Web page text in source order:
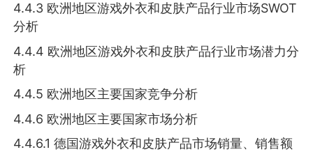
4.4.3 欧洲地区游戏外衣和皮肤产品行业市场SWOT
分析
4.4.4 欧洲地区游戏外衣和皮肤产品行业市场潜力分
析
4.4.5 欧洲地区主要国家竞争分析
4.4.6 欧洲地区主要国家市场分析
4.4.6.1 德国游戏外衣和皮肤产品市场销量、销售额